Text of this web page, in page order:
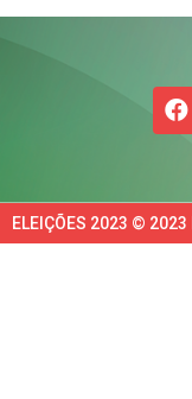
ELEIÇÕES 2023 © 2023